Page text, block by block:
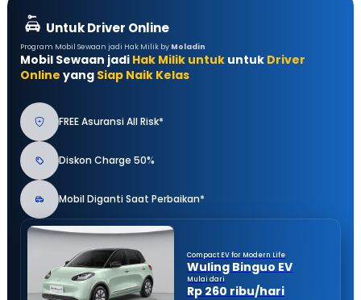
Untuk Driver Online
Program Mobil Sewaan jadi Hak Milik by Moladin
Mobil Sewaan jadi Hak Milik untuk untuk Driver
Online yang Siap Naik Kelas
FREE Asuransi All Risk*
Diskon Charge 50%
Mobil Diganti Saat Perbaikan*
Compact EV for Modern Life
Wuling Binguo EV
Mulai dari
Rp 260 ribu/hari